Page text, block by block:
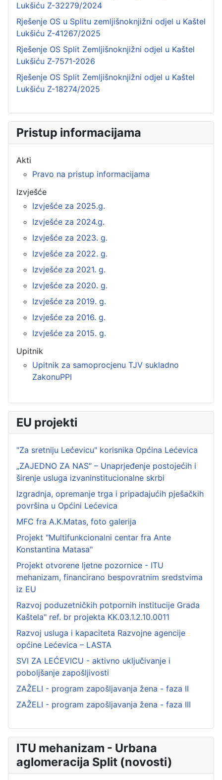
Lukšiću Z-32279/2024
Rješenje OS u Splitu zemljišnoknjižni odjel u Kaštel
Lukšiću Z-41267/2025
Rješenje OS Split Zemljišnoknjižni odjel u Kaštel
Lukšiću Z-7571-2026
Rješenje OS Split Zemljišnoknjižni odjel u Kaštel
Lukšiću Z-18274/2025
Pristup informacijama
Akti
Pravo na pristup informacijama
Izvješće
Izvješće za 2025.g.
Izvješće za 2024.g.
Izvješće za 2023. g.
Izvješće za 2022. g.
Izvješće za 2021. g.
Izvješće za 2020. g.
Izvješće za 2019. g.
Izvješće za 2016. g.
Izvješće za 2015. g.
Upitnik
Upitnik za samoprocjenu TJV sukladno
ZakonuPPI
EU projekti
"Za sretniju Lećevicu" korisnika Općina Lećevica
„ZAJEDNO ZA NAS“ – Unaprjeđenje postojećih i
širenje usluga izvaninstitucionalne skrbi
Izgradnja, opremanje trga i pripadajućih pješačkih
površina u Općini Lećevica
MFC fra A.K.Matas, foto galerija
Projekt "Multifunkcionalni centar fra Ante
Konstantina Matasa"
Projekt otvorene ljetne pozornice - ITU
mehanizam, financirano bespovratnim sredstvima
iz EU
Razvoj poduzetničkih potpornih institucije Grada
Kaštela" ref. br projekta KK.03.1.2.10.0011
Razvoj usluga i kapaciteta Razvojne agencije
općine Lećevica – LASTA
SVI ZA LEĆEVICU - aktivno uključivanje i
poboljšanje zapošljivosti
ZAŽELI - program zapošljavanja žena - faza II
ZAŽELI - program zapošljavanja žena - faza III
ITU mehanizam - Urbana
aglomeracija Split (novosti)